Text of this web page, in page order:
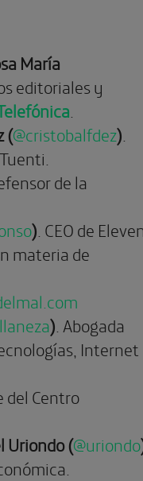
María
editoriales y
(@cristobalfdez)
de la
) . CEO de
materia de
) . Abogada
del Centro
Uriondo (@uriondo